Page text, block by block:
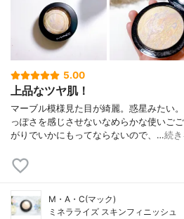
5.00
上品なツヤ肌！
マーブル模様見た目が綺麗。惑星みたい
っぽさを感じさせないなめらかな使いご
がりでいかにもってならないので、…続
M・A・C(マック)
ミネラライズ スキンフィニッシュ